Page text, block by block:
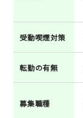
受動喫煙対策
転勤の有無
募集職種